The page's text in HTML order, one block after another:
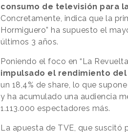
consumo de televisión para
Concretamente, indica que la
Hormiguero” ha supuesto el
últimos 3 años.
Poniendo el foco en “La
impulsado el rendimiento
un 18,4% de share, lo que
y ha acumulado una audiencia
1.113.000 espectadores más.
La apuesta de TVE, que